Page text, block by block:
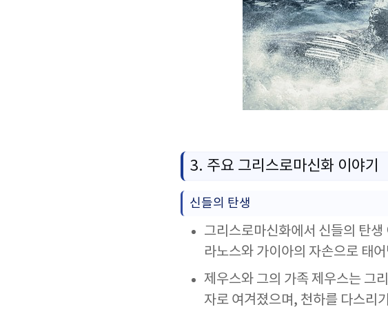
3. 주요 그리스로마신화 이야기
신들의 탄생
그리스로마신화에서 신들의 탄
라노스와 가이아의 자손으로 태
제우스와 그의 가족 제우스는 그
자로 여겨졌으며, 천하를 다스리